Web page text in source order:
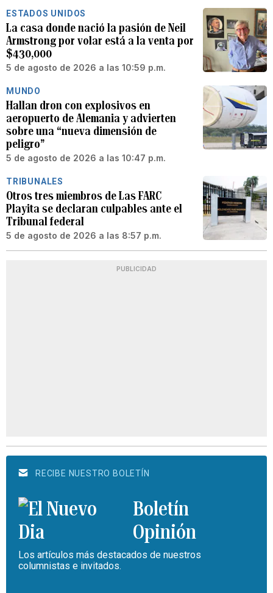
ESTADOS UNIDOS
La casa donde nació la pasión de Neil
Armstrong por volar está a la venta por
$430,000
5 de agosto de 2026 a las 10:59 p.m.
MUNDO
Hallan dron con explosivos en
aeropuerto de Alemania y advierten
sobre una “nueva dimensión de
peligro”
5 de agosto de 2026 a las 10:47 p.m.
TRIBUNALES
Otros tres miembros de Las FARC
Playita se declaran culpables ante el
Tribunal federal
5 de agosto de 2026 a las 8:57 p.m.
PUBLICIDAD
RECIBE NUESTRO BOLETÍN
Boletín
Opinión
Los artículos más destacados de nuestros
columnistas e invitados.